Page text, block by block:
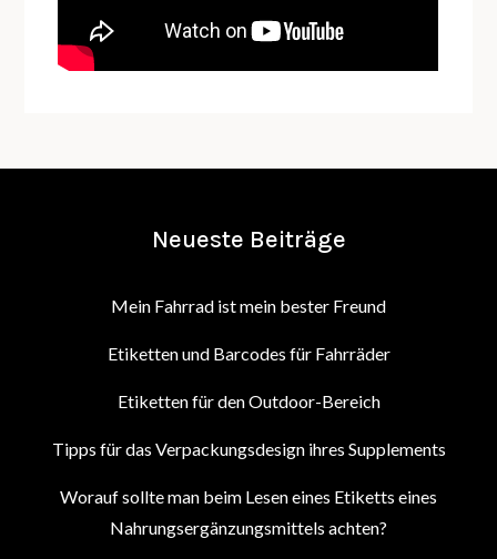
Neueste Beiträge
Mein Fahrrad ist mein bester Freund
Etiketten und Barcodes für Fahrräder
Etiketten für den Outdoor-Bereich
Tipps für das Verpackungsdesign ihres Supplements
Worauf sollte man beim Lesen eines Etiketts eines
Nahrungsergänzungsmittels achten?